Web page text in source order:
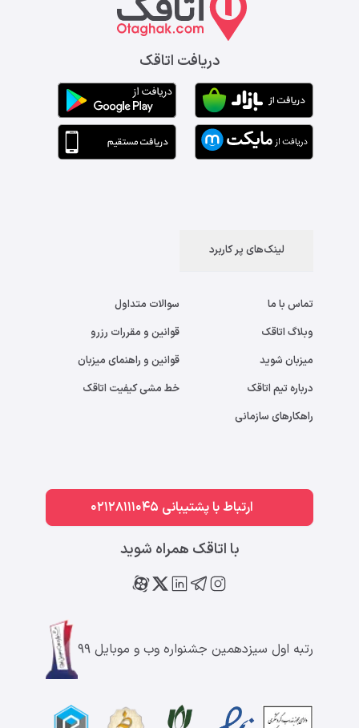
دریافت اتاقک
لینک‌های پر کاربرد
تماس با ما
وبلاگ اتاقک
میزبان شوید
درباره تیم اتاقک
راهکارهای سازمانی
سوالات متداول
قوانین و مقررات رزرو
قوانین و راهنمای میزبان
خط مشی کیفیت اتاقک
ارتباط با پشتیبانی 02128111045
با اتاقک همراه شوید
رتبه اول سیزدهمین جشنواره وب و موبایل ۹۹